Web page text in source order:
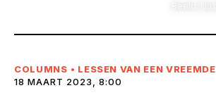
COLUMNS • LESSEN VAN EEN VREEMDE
18 MAART 2023, 8:00